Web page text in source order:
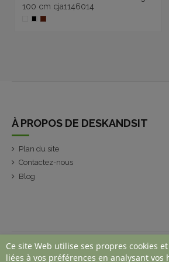
100 cm cja1146014
À PROPOS DE DESKANDSIT
Plan du site
Contactez-nous
Blog
Ce site Web utilise ses propres cookies
liées à vos préférences en analysant